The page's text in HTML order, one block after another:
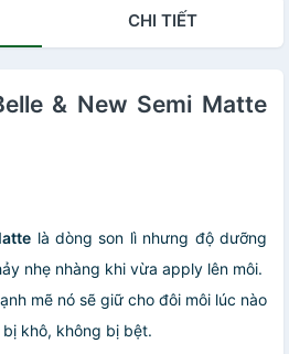
CHI TIẾT
& New Semi Matte
là dòng son lì nhưng độ dưỡng
nhẹ nhàng khi vừa apply lên môi.
mẽ nó sẽ giữ cho đôi môi lúc nào
khô, không bị bệt.